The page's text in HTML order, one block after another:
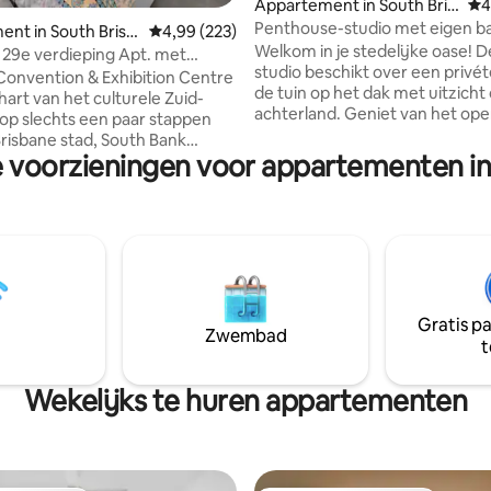
in South Brisb
Gemiddelde beoordeling van 4,99 op 5, 223
4,99 (223)
29e verdieping Apt. met
en parkeerplaats& Exhibition Centre
van het culturele Zuid-
slechts een paar stappen
stad, South Bank
Museum en West End
binnen loopafstand. Mijn
dag dat je zonnebaadt bij
of breng het door met het
van de eindeloze
om je heen. Hier
Appartement in South Bris
bane
Penthouse-studio met eigen
het dak
Welkom in je stedelijke oase!
studio beschikt over een
de tuin op het dak met uitzicht
achterland. Geniet van het open
kitchenette, eetkamer, lounge
slaapkamer. Perfect voor
Riverstage, Suncorp Stadium
Convention Centre. Inclusief
smart-tv + gratis Netflix en
parkeergelegenheid. Een
voorzieningen voor appartementen
Zwembad
Gratis
Wekelijks te huren appartementen